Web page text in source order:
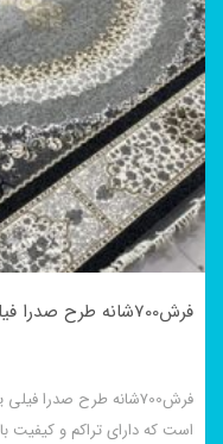
فرش700شانه طرح صدرا فیلی
فرش700شانه طرح
است که دارای تراکم و کیفیت